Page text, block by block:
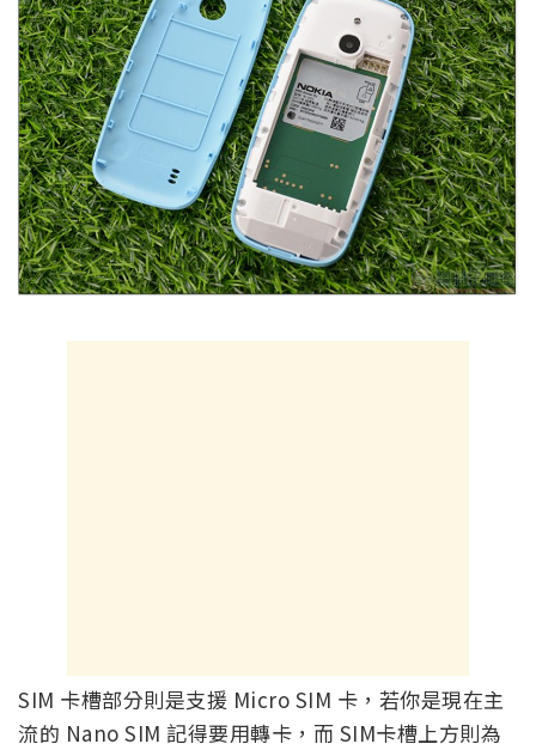
SIM 卡槽部分則是支援 Micro SIM 卡，若你是現在主
流的 Nano SIM 記得要用轉卡，而 SIM卡槽上方則為